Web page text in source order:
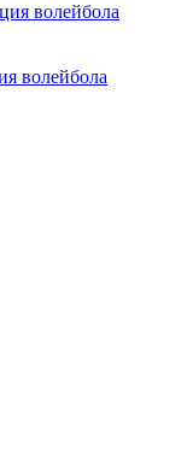
волейбола
волейбола